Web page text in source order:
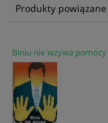
Produkty powiązane
Biniu nie wzywa pomocy